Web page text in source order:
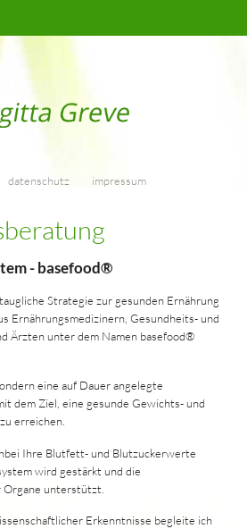
datenschutz impressum
- basefood®
Strategie zur gesunden Ernährung
Ernährungsmedizinern, Gesundheits- und
Ärzten unter dem Namen basefood®
eine auf Dauer angelegte
dem Ziel, eine gesunde Gewichts- und
erreichen.
Ihre Blutfett- und Blutzuckerwerte
wird gestärkt und die
unterstützt.
Erkenntnisse begleite ich